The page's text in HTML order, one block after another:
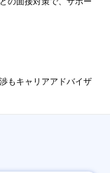
もキャリアアドバイザ